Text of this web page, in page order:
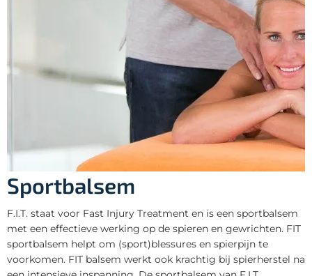
Sportbalsem
F.I.T. staat voor Fast Injury Treatment en is een sportbalsem
met een effectieve werking op de spieren en gewrichten. FIT
sportbalsem helpt om (sport)blessures en spierpijn te
voorkomen. FIT balsem werkt ook krachtig bij spierherstel na